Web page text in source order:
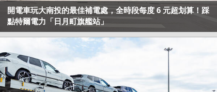
開電車玩大南投的最佳補電處，全時段每度 6 元超划算！踩
點特爾電力「日月町旗艦站」